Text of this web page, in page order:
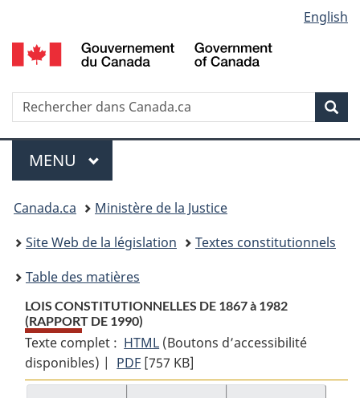
au
contenu
propos
de
la
HTML
simplifiée
selection
English
Recherche
Menu
MENU PRINCIPAL
Vous
etes
ici
Canada.ca
Ministère de la Justice
Site Web de la législation
Textes constitutionnels
Table des matières
LOIS CONSTITUTIONNELLES DE 1867 à 1982
(RAPPORT DE 1990)
Texte complet : HTML Texte
complet
:
(Boutons d’accessibilité
disponibles) | PDF Texte
complet
[757 KB]